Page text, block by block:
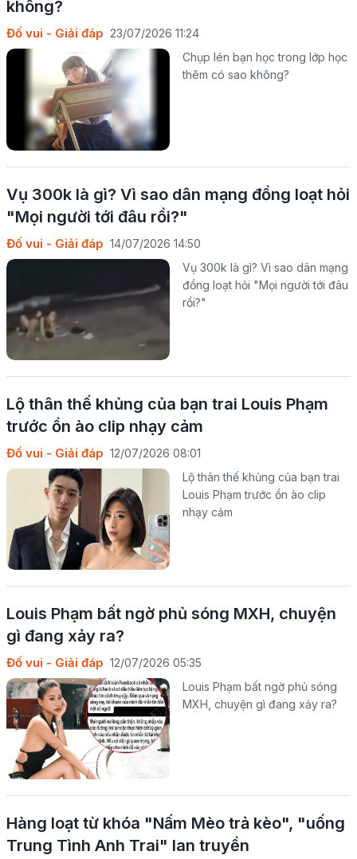
không?
Đố vui - Giải đáp 23/07/2026 11:24
Chụp lén bạn học trong lớp học
thêm có sao không?
Vụ 300k là gì? Vì sao dân mạng đồng loạt hỏi
"Mọi người tới đâu rồi?"
Đố vui - Giải đáp 14/07/2026 14:50
Vụ 300k là gì? Vì sao dân mạng
đồng loạt hỏi "Mọi người tới đâu
rồi?"
Lộ thân thế khủng của bạn trai Louis Phạm
trước ồn ào clip nhạy cảm
Đố vui - Giải đáp 12/07/2026 08:01
Lộ thân thế khủng của bạn trai
Louis Phạm trước ồn ào clip
nhạy cảm
Louis Phạm bất ngờ phủ sóng MXH, chuyện
gì đang xảy ra?
Đố vui - Giải đáp 12/07/2026 05:35
Louis Phạm bất ngờ phủ sóng
MXH, chuyện gì đang xảy ra?
Hàng loạt từ khóa "Nấm Mèo trả kèo", "uống
Trung Tình Anh Trai" lan truyền